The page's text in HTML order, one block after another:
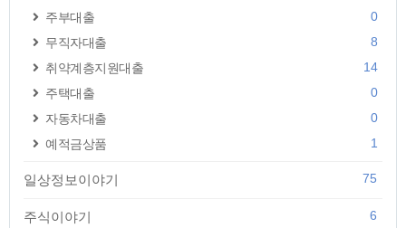
주부대출
0
무직자대출
8
취약계층지원대출
14
주택대출
0
자동차대출
0
예적금상품
1
일상정보이야기 75
주식이야기 6